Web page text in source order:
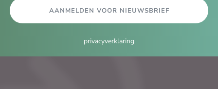
AANMELDEN VOOR NIEUWSBRIEF
privacyverklaring